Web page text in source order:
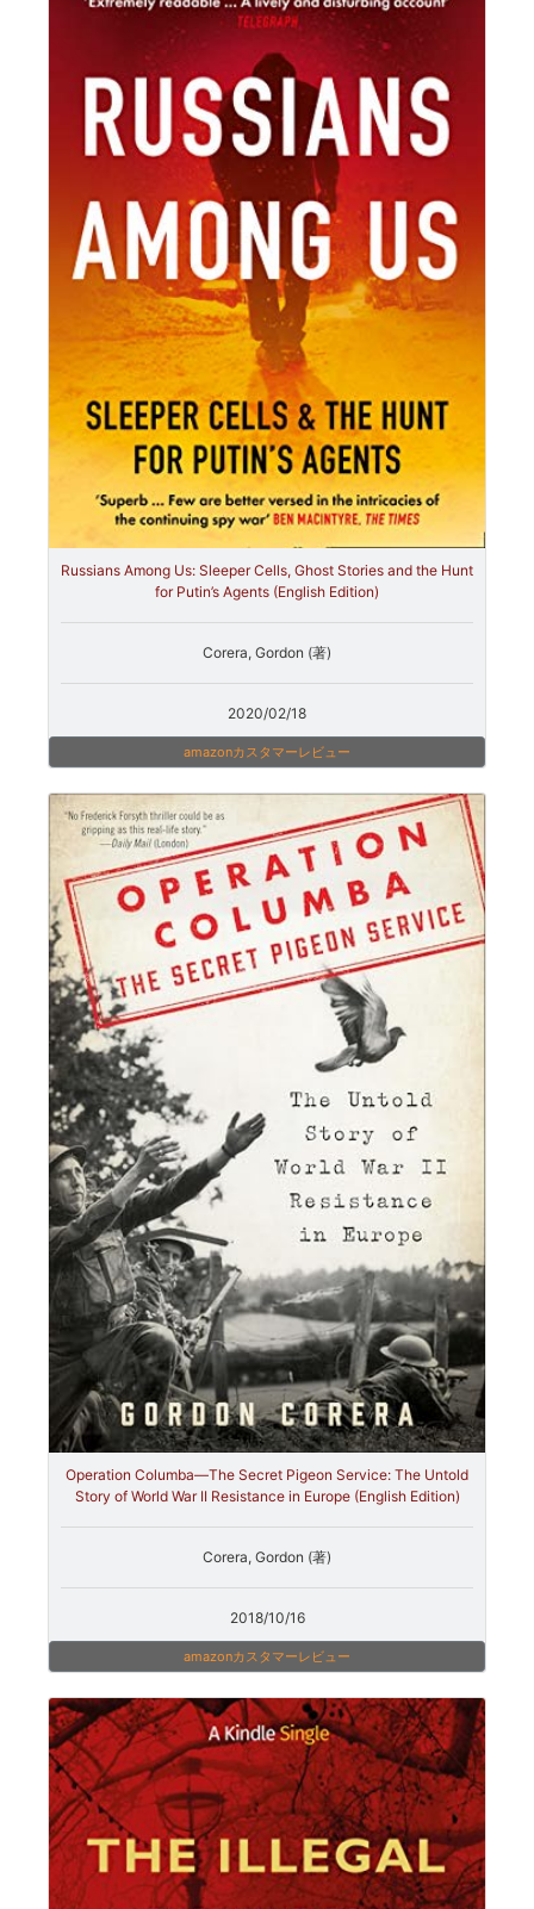
Russians Among Us: Sleeper Cells, Ghost Stories and the Hunt
for Putin’s Agents (English Edition)
Corera, Gordon (著)
2020/02/18
amazonカスタマーレビュー
Operation Columba—The Secret Pigeon Service: The Untold
Story of World War II Resistance in Europe (English Edition)
Corera, Gordon (著)
2018/10/16
amazonカスタマーレビュー